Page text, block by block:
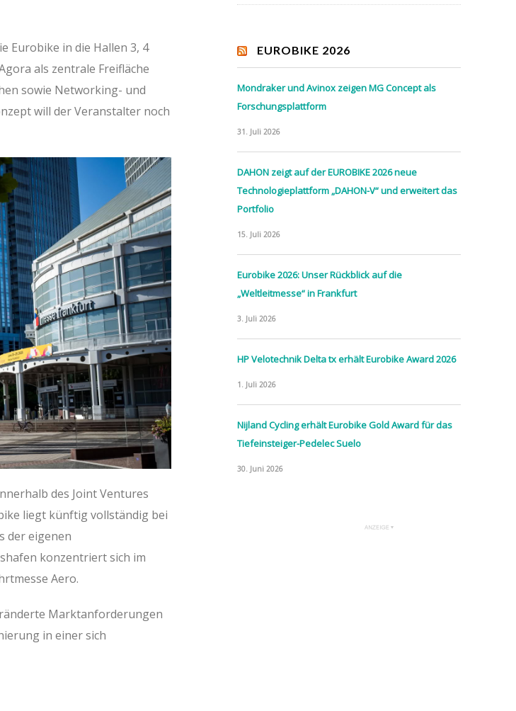
Eurobike in die Hallen 3, 4
als zentrale Freifläche
sowie Networking- und
will der Veranstalter noch
des Joint Ventures
liegt künftig vollständig bei
der eigenen
konzentriert sich im
Aero.
Marktanforderungen
in einer sich
EUROBIKE 2026
Mondraker und Avinox zeigen MG Concept als
Forschungsplattform
31. Juli 2026
DAHON zeigt auf der EUROBIKE 2026 neue
Technologieplattform „DAHON-V“ und erweitert das
Portfolio
15. Juli 2026
Eurobike 2026: Unser Rückblick auf die
„Weltleitmesse“ in Frankfurt
3. Juli 2026
HP Velotechnik Delta tx erhält Eurobike Award 2026
1. Juli 2026
Nijland Cycling erhält Eurobike Gold Award für das
Tiefeinsteiger-Pedelec Suelo
30. Juni 2026